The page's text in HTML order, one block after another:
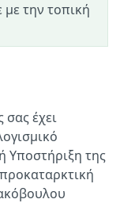
την τοπική
σας έχει
Υποστήριξη της